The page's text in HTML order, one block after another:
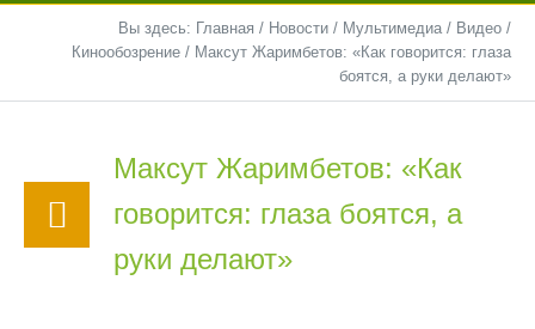
Вы здесь: Главная / Новости / Мультимедиа / Видео /
Кинообозрение / Максут Жаримбетов: «Как говорится: глаза
боятся, а руки делают»
Максут Жаримбетов: «Как
говорится: глаза боятся, а
руки делают»